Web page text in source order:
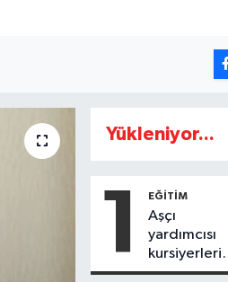
Yükleniyor...
1 EĞİTİM
Aşçı
yardımcısı
kursiyerleri
eğitimlerini